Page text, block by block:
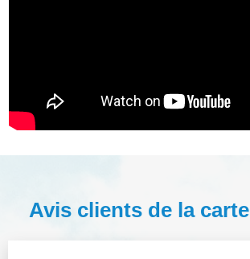
Avis clients de la carte